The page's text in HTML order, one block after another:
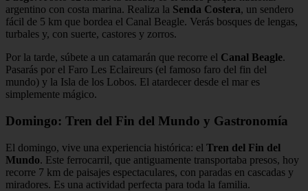
argentino con costa marina. Realiza la Senda Costera, un sendero
fácil de 5 km que bordea el Canal Beagle. Verás bosques de lengas,
turbales y, con suerte, castores y zorros.
Por la tarde, súbete a un catamarán que recorre el Canal Beagle.
Pasarás por el Faro Les Eclaireurs (el famoso faro del fin del
mundo) y la Isla de los Lobos. El atardecer desde el mar es
simplemente mágico.
Domingo: Tren del Fin del Mundo y Gastronomía
El domingo, vive una experiencia histórica: el Tren del Fin del
Mundo. Este ferrocarril, que antiguamente transportaba presos, hoy
recorre 7 km de paisajes espectaculares, con paradas en cascadas y
miradores. Es una actividad perfecta para toda la familia.